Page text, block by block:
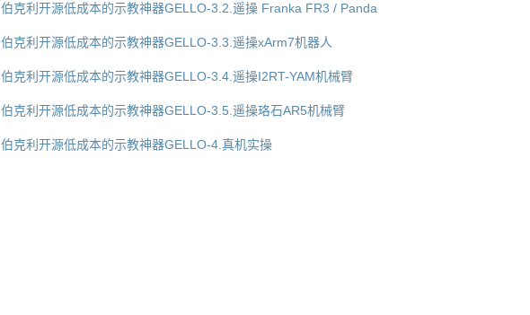
伯克利开源低成本的示教神器GELLO-3.2.遥操 Franka FR3 / Panda
伯克利开源低成本的示教神器GELLO-3.3.遥操xArm7机器人
伯克利开源低成本的示教神器GELLO-3.4.遥操I2RT-YAM机械臂
伯克利开源低成本的示教神器GELLO-3.5.遥操珞石AR5机械臂
伯克利开源低成本的示教神器GELLO-4.真机实操